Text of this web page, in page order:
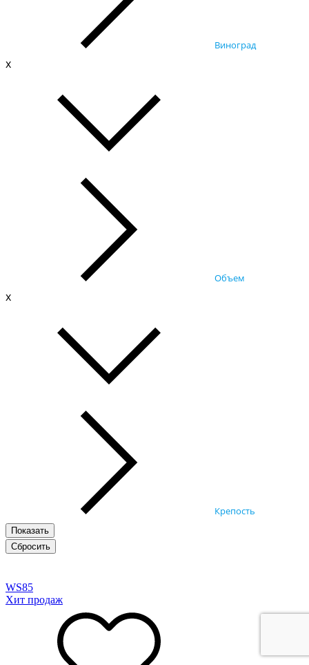
Виноград
x
Объем
x
Крепость
WS85
Хит продаж